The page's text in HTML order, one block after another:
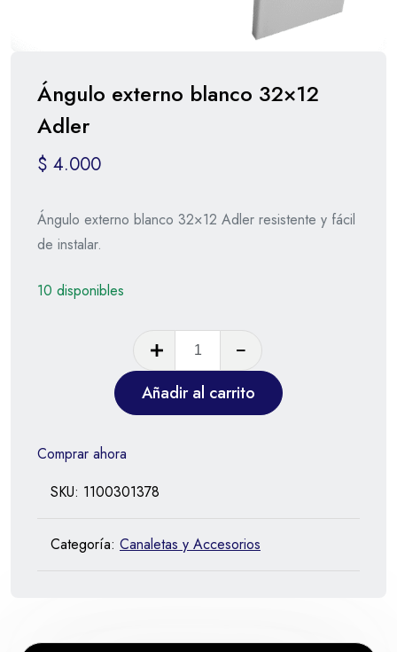
Ángulo externo blanco 32×12
Adler
$ 4.000
Ángulo externo blanco 32×12 Adler resistente y fácil
de instalar.
10 disponibles
Añadir al carrito
Comprar ahora
SKU: 1100301378
Categoría: Canaletas y Accesorios